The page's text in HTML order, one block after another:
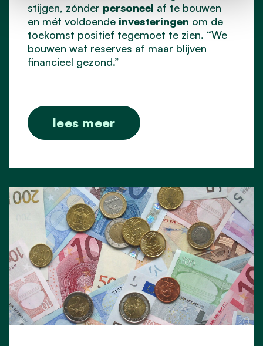
stijgen, zónder personeel af te bouwen
en mét voldoende investeringen om de
toekomst positief tegemoet te zien. “We
bouwen wat reserves af maar blijven
financieel gezond.”
lees meer